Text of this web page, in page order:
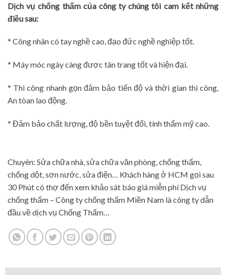
Dịch vụ chống thấm của công ty chúng tôi cam kết những
điều sau:
* Công nhân có tay nghề cao, đạo đức nghề nghiệp tốt.
* Máy móc ngày càng được tân trang tốt và hiện đại.
* Thi công nhanh gọn đảm bảo tiến độ và thời gian thi công,
An tòan lao động.
* Đảm bảo chất lượng, độ bền tuyệt đối, tính thẩm mỹ cao.
Chuyên: Sửa chữa nhà, sửa chữa văn phòng, chống thấm,
chống dột, sơn nước, sửa điện… Khách hàng ở HCM gọi sau
30 Phút có thợ đến xem khảo sát báo giá miễn phí Dịch vụ
chống thấm – Công ty chống thấm Miền Nam là công ty dẫn
đầu về dịch vụ Chống Thấm…